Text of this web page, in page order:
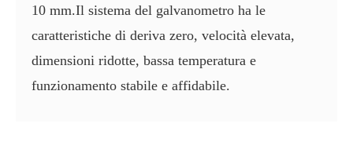
10 mm.Il sistema del galvanometro ha le
caratteristiche di deriva zero, velocità elevata,
dimensioni ridotte, bassa temperatura e
funzionamento stabile e affidabile.